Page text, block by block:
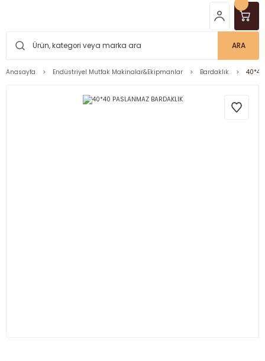
ARA
Anasayfa Endüstriyel Mutfak Makinalar&Ekipmanlar Bardaklık 40*40